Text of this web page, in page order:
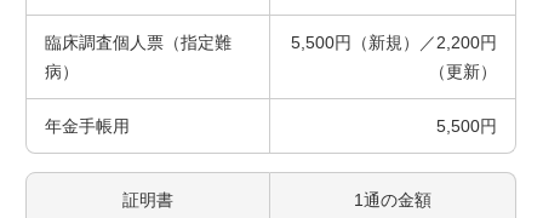
臨床調査個人票（指定難
病）
5,500円（新規）／2,200円
（更新）
年金手帳用 5,500円
証明書 1通の金額